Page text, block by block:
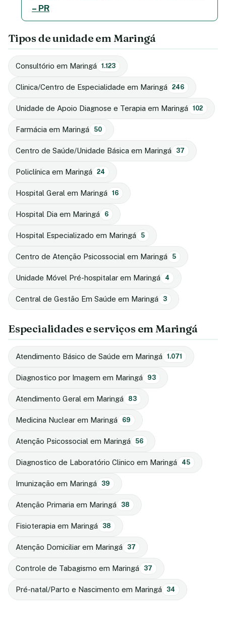
– PR
Tipos de unidade em Maringá
Consultório em Maringá 1.123
Clinica/Centro de Especialidade em Maringá 246
Unidade de Apoio Diagnose e Terapia em Maringá 102
Farmácia em Maringá 50
Centro de Saúde/Unidade Básica em Maringá 37
Policlínica em Maringá 24
Hospital Geral em Maringá 16
Hospital Dia em Maringá 6
Hospital Especializado em Maringá 5
Centro de Atenção Psicossocial em Maringá 5
Unidade Móvel Pré-hospitalar em Maringá 4
Central de Gestão Em Saúde em Maringá 3
Especialidades e serviços em Maringá
Atendimento Básico de Saúde em Maringá 1.071
Diagnostico por Imagem em Maringá 93
Atendimento Geral em Maringá 83
Medicina Nuclear em Maringá 69
Atenção Psicossocial em Maringá 56
Diagnostico de Laboratório Clinico em Maringá 45
Imunização em Maringá 39
Atenção Primaria em Maringá 38
Fisioterapia em Maringá 38
Atenção Domiciliar em Maringá 37
Controle de Tabagismo em Maringá 37
Pré-natal/Parto e Nascimento em Maringá 34